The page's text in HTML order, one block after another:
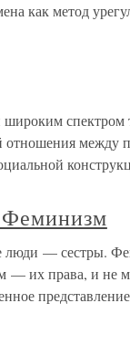
как метод
спектром
отношения между
люди — сестры.
— их права, и не